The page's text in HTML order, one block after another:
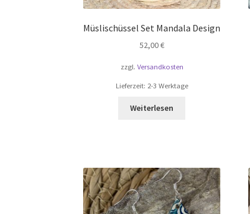
Müslischüssel Set Mandala Design
52,00€
zzgl. Versandkosten
Lieferzeit: 2-3 Werktage
Weiterlesen